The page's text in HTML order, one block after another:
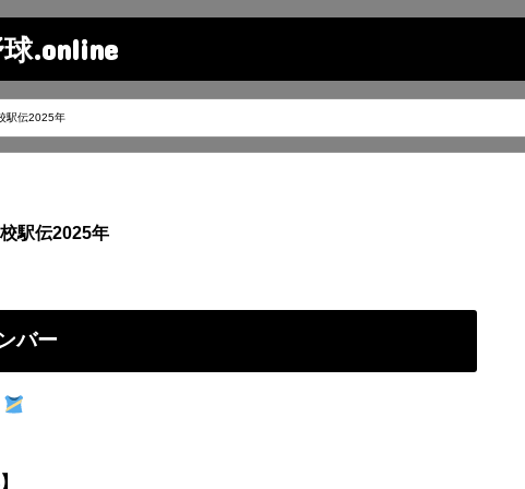
.online
駅伝2025年
駅伝2025年
バー
】